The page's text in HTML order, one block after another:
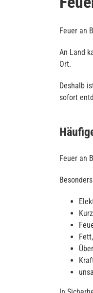
Feuer an
An Land
Ort.
Deshalb
sofort
Feuer an